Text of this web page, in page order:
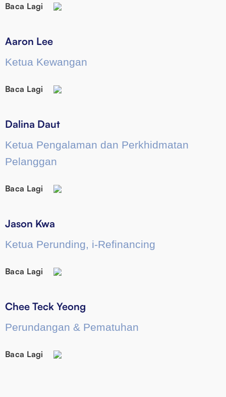
Baca Lagi
Aaron Lee
Ketua Kewangan
Baca Lagi
Dalina Daut
Ketua Pengalaman dan Perkhidmatan
Pelanggan
Baca Lagi
Jason Kwa
Ketua Perunding, i-Refinancing
Baca Lagi
Chee Teck Yeong
Perundangan & Pematuhan
Baca Lagi